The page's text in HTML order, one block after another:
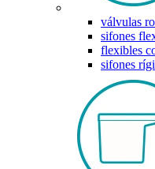
válvulas
sifones
flexibles
sifones